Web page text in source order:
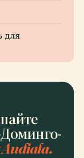
для
Audiala.